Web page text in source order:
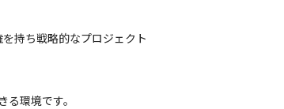
持ち戦略的なプロジェクト
環境です。